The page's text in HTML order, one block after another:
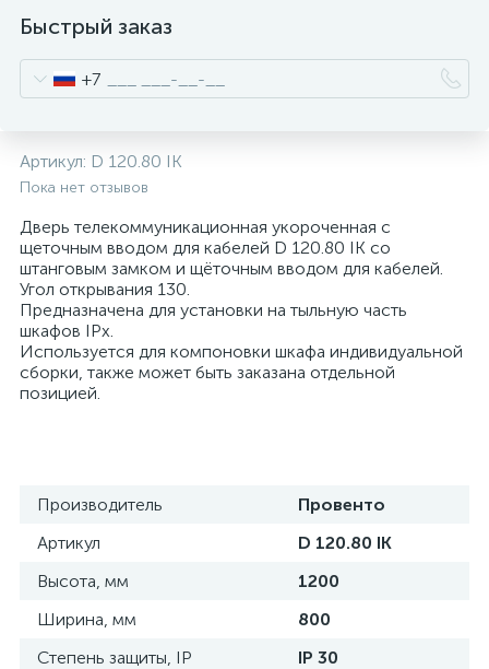
Быстрый заказ
+7
Артикул: D 120.80 IK
Пока нет отзывов
Дверь телекоммуникационная укороченная с
щеточным вводом для кабелей D 120.80 IK со
штанговым замком и щёточным вводом для кабелей.
Угол открывания 130.
Предназначена для установки на тыльную часть
шкафов IPx.
Используется для компоновки шкафа индивидуальной
сборки, также может быть заказана отдельной
позицией.
Производитель
Провенто
Артикул
D 120.80 IK
Высота, мм
1200
Ширина, мм
800
Степень защиты, IP
IP 30